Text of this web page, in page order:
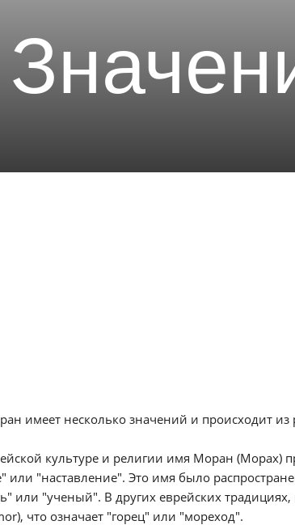
имеет несколько значений и происходит
культуре и религии имя Моран (Морах)
или "наставление". Это имя было
или "ученый". В других еврейских
что означает "горец" или "мореход".